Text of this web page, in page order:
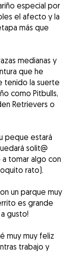
especial por
el afecto y la
más que
medianas y
que he
tenido la suerte
como Pitbulls,
Retrievers o
peque estará
solit@
a tomar algo con
rato).
un parque muy
es grande
gusto!
muy muy feliz
trabajo y